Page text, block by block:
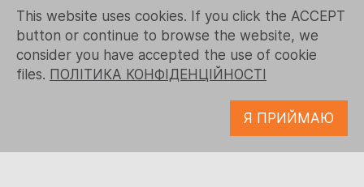
+380 (44) 496-2151
+ 1 (267) 544-7117
contact-us@logrusit.com
This website uses cookies. If you click the ACCEPT
button or continue to browse the website, we
consider you have accepted the use of cookie
files. ПОЛІТИКА КОНФІДЕНЦІЙНОСТІ
Я ПРИЙМАЮ